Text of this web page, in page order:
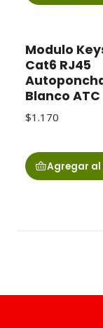
Modulo
Cat6 RJ45
Blanco ATC
$1.170
Agregar